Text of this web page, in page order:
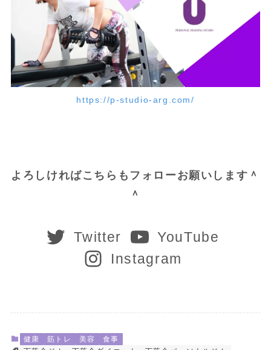
https://p-studio-arg.com/
よろしければこちらもフォローお願いします＾
＾
Twitter
YouTube
Instagram
健康 筋トレ 美容
食事